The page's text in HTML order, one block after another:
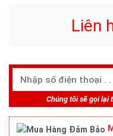
Liên
Chúng tôi sẽ gọi lại